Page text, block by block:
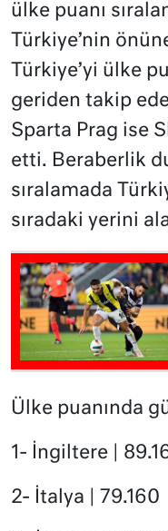
ülke puanı
Türkiye’nin
Türkiye’yi ülke
geriden takip
Sparta Prag ise
etti. Beraberlik
sıralamada
sıradaki yerini
Ülke puanında
1- İngiltere |
2- İtalya | 79.160